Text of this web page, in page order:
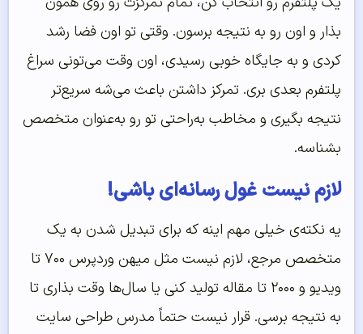
بذار و اون رو به نتیجه برسون. وقتی تو اون فضا رشد
کردی و به جایگاه خوبی رسیدی، اون وقت می‌تونی سراغ
پلتفرم بعدی بری. تمرکز داشتن باعث می‌شه سریع‌تر
نتیجه بگیری و مخاطب به‌راحتی تو رو به‌عنوان متخصص
بشناسه.
لازم نیست غول رسانه‌ای باشی!
یه نکته‌ی خیلی مهم اینه که برای تبدیل شدن به یک
متخصص مرجع، لازم نیست مثل میهن وردپرس ۷۰۰ تا
ویدیو و ۲۰۰۰ تا مقاله تولید کنی یا سال‌ها وقت بذاری تا
به نتیجه برسی. قرار نیست حتماً مدرس طراحی سایت